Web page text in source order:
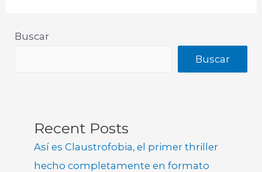
Buscar
Buscar
Recent Posts
Así es Claustrofobia, el primer thriller
hecho completamente en formato